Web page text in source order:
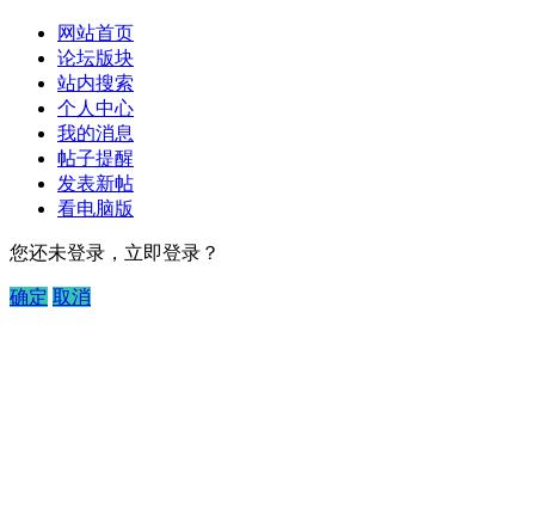
网站首页
论坛版块
站内搜索
个人中心
我的消息
帖子提醒
发表新帖
看电脑版
您还未登录，立即登录？
确定 取消